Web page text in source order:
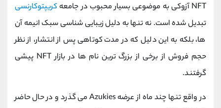
NFT آزوکی به موضوعی بسیار محبوب در جامعه
کریپتوکارنسی
تبدیل شده است. نه تنها به دلیل زیبایی شناسی سبک انیمه آن
ها، بلکه به این دلیل که در مدت کوتاهی پس از انتشار، از نظر
حجم فروش از برخی از بزرگ ترین نام ها در بازار NFT پیشی
گرفتند.
در واقع تنها چند ماه از عرضه Azukies می گذرد و در حال حاضر